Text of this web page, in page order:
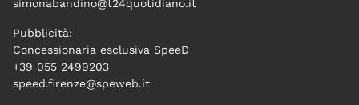
simonabandino@t24quotidiano.it
Pubblicità:
Concessionaria esclusiva SpeeD
+39 055 2499203
speed.firenze@speweb.it